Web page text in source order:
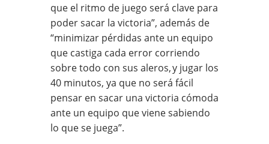
que el ritmo de juego será clave para
poder sacar la victoria”, además de
“minimizar pérdidas ante un equipo
que castiga cada error corriendo
sobre todo con sus aleros, y jugar los
40 minutos, ya que no será fácil
pensar en sacar una victoria cómoda
ante un equipo que viene sabiendo
lo que se juega”.